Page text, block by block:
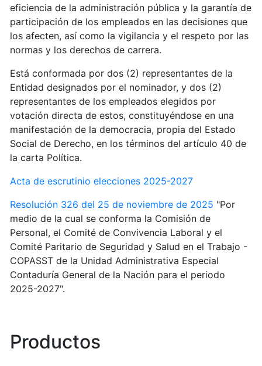
eficiencia de la administración pública y la garantía de
participación de los empleados en las decisiones que
los afecten, así como la vigilancia y el respeto por las
normas y los derechos de carrera.
Está conformada por dos (2) representantes de la
Entidad designados por el nominador, y dos (2)
representantes de los empleados elegidos por
votación directa de estos, constituyéndose en una
manifestación de la democracia, propia del Estado
Social de Derecho, en los términos del artículo 40 de
la carta Política.
Acta de escrutinio elecciones 2025-2027
Resolución 326 del 25 de noviembre de 2025 "Por
medio de la cual se conforma la Comisión de
Personal, el Comité de Convivencia Laboral y el
Comité Paritario de Seguridad y Salud en el Trabajo -
COPASST de la Unidad Administrativa Especial
Contaduría General de la Nación para el periodo
2025-2027".
Productos